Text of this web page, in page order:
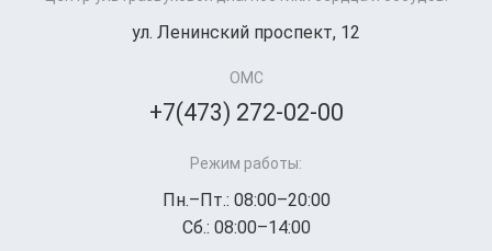
ул. Ленинский проспект, 12
ОМС
+7(473) 272-02-00
Режим работы:
Пн.–Пт.: 08:00–20:00
Сб.: 08:00–14:00